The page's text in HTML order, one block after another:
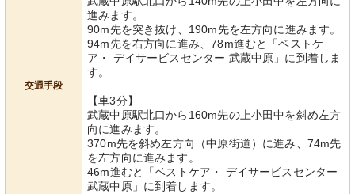
交通手段
進みます。
90m先を突き抜け、190m先を左方向に進みます。
94m先を右方向に進み、78m進むと「ベストケ
ア・ デイサービスセンター 武蔵中原」に到着しま
す。
【車3分】
武蔵中原駅北口から160m先の上小田中を斜め左方
向に進みます。
370m先を斜め左方向（中原街道）に進み、74m先
を左方向に進みます。
46m進むと「ベストケア・ デイサービスセンター
武蔵中原」に到着します。